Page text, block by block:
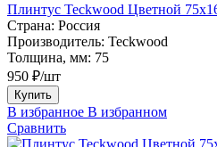
Плинтус Teckwood Цветной
Страна: Россия
Производитель: Teckwood
Толщина, мм: 75
950 ₽/шт
Купить
В избранное В избранном
Сравнить